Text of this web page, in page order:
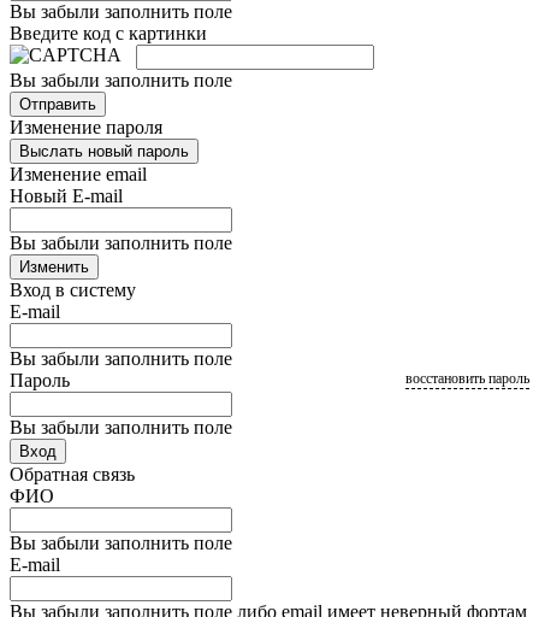
Вы забыли заполнить поле
Введите код с картинки
Вы забыли заполнить поле
Отправить
Изменение пароля
Выслать новый пароль
Изменение email
Новый E-mail
Вы забыли заполнить поле
Изменить
Вход в систему
E-mail
Вы забыли заполнить поле
Пароль
Вы забыли заполнить поле
восстановить пароль
Вход
Обратная связь
ФИО
Вы забыли заполнить поле
E-mail
Вы забыли заполнить поле либо email имеет неверный фортам